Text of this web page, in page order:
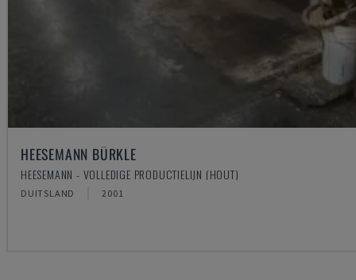
HEESEMANN BÜRKLE
HEESEMANN - VOLLEDIGE PRODUCTIELIJN (HOUT)
DUITSLAND 2001